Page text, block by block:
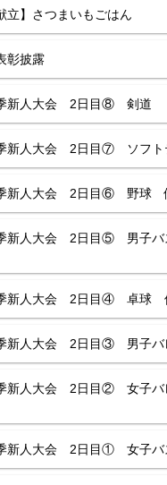
立】さつまいもごはん
彰披露
新人大会 2日目⑧ 剣道
新人大会 2日目⑦ ソフ
季新人大会 2日目⑥ 野球
新人大会 2日目⑤ 男子バ
新人大会 2日目④ 卓球
新人大会 2日目③ 男子バ
新人大会 2日目② 女子
新人大会 2日目① 女子バ